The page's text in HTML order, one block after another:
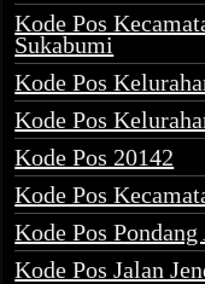
Kode Pos
Sukabumi
Kode Pos
Kode Pos
Kode Pos 20142
Kode Pos
Kode Pos
Kode Pos Jalan